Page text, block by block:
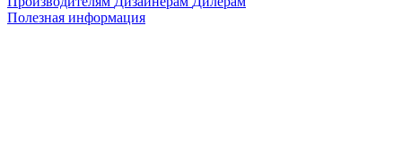
Полезная информация